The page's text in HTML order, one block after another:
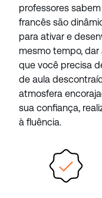
professores
francês são
para ativar e
mesmo tempo,
que você precisa
de aula
atmosfera
sua confiança,
à fluência.